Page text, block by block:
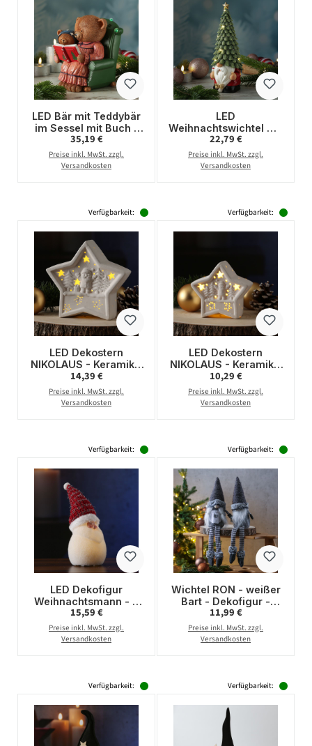
LED Bär mit Teddybär
im Sessel mit Buch -
Dekofigur - Polyresin -
H: 22cm - Batterie -
Timer
Regulärer Preis:
35,19 €
Preise inkl. MwSt. zzgl.
Versandkosten
LED
Weihnachtswichtel mit
beleuchteter Mütze -
Dekofigur aus
Polyresin - H: 29cm -
Regulärer Preis:
22,79 €
Preise inkl. MwSt. zzgl.
Versandkosten
Verfügbarkeit:
LED Dekostern
NIKOLAUS - Keramik -
weihnachtliches Motiv
- warmweiße LED - H:
16cm - Batterie - weiß
Regulärer Preis:
14,39 €
Preise inkl. MwSt. zzgl.
Versandkosten
Verfügbarkeit:
LED Dekostern
NIKOLAUS - Keramik -
weihnachtliches Motiv
- warmweiße LED -
10,5cm - Batterie -
Regulärer Preis:
10,29 €
Preise inkl. MwSt. zzgl.
Versandkosten
Verfügbarkeit:
LED Dekofigur
Weihnachtsmann - 4
warmweiße LED - H:
24cm - Batterie - rot,
weiß
Regulärer Preis:
15,59 €
Preise inkl. MwSt. zzgl.
Versandkosten
Verfügbarkeit:
Wichtel RON - weißer
Bart - Dekofigur -
Kantenhocker - H:
45cm - graue Mütze
Regulärer Preis:
11,99 €
Preise inkl. MwSt. zzgl.
Versandkosten
Verfügbarkeit: Verfügbarkeit: